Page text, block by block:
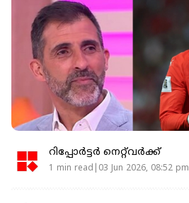
റിപ്പോർട്ടർ നെറ്റ്‌വര്‍ക്ക്‌
1 min read|03 Jun 2026, 08:52 pm